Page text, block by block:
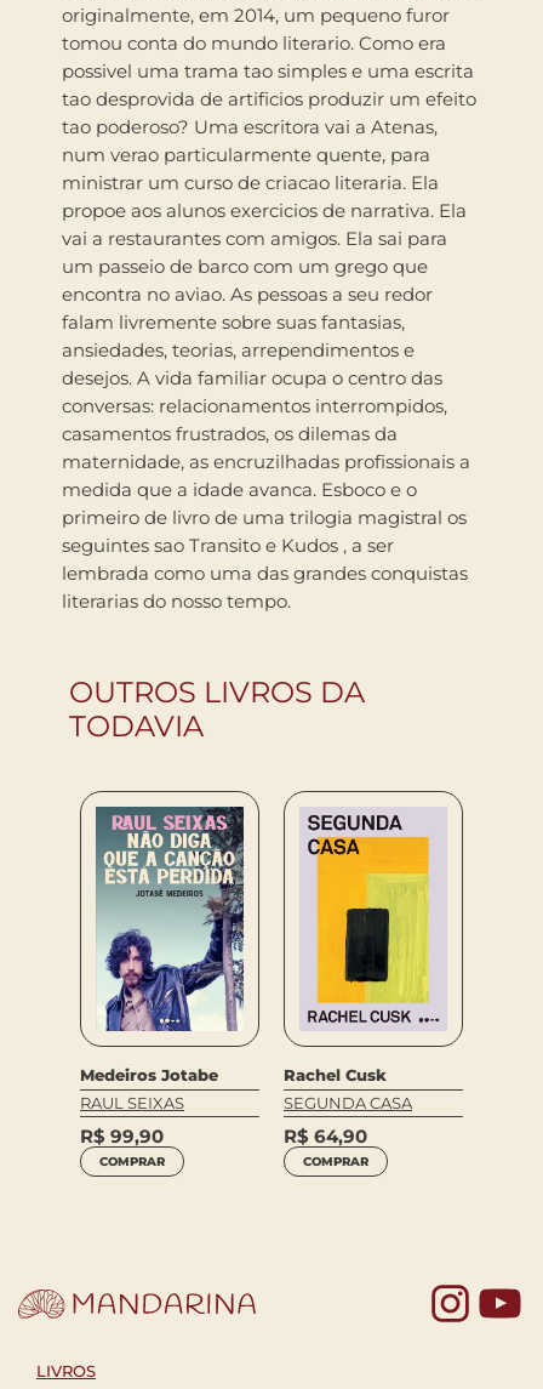
originalmente, em 2014, um pequeno furor
tomou conta do mundo literario. Como era
possivel uma trama tao simples e uma escrita
tao desprovida de artificios produzir um efeito
tao poderoso? Uma escritora vai a Atenas,
num verao particularmente quente, para
ministrar um curso de criacao literaria. Ela
propoe aos alunos exercicios de narrativa. Ela
vai a restaurantes com amigos. Ela sai para
um passeio de barco com um grego que
encontra no aviao. As pessoas a seu redor
falam livremente sobre suas fantasias,
ansiedades, teorias, arrependimentos e
desejos. A vida familiar ocupa o centro das
conversas: relacionamentos interrompidos,
casamentos frustrados, os dilemas da
maternidade, as encruzilhadas profissionais a
medida que a idade avanca. Esboco e o
primeiro de livro de uma trilogia magistral os
seguintes sao Transito e Kudos , a ser
lembrada como uma das grandes conquistas
literarias do nosso tempo.
OUTROS LIVROS DA
TODAVIA
Medeiros Jotabe
RAUL SEIXAS
R$ 99,90
COMPRAR
Rachel Cusk
SEGUNDA CASA
R$ 64,90
COMPRAR
LIVROS